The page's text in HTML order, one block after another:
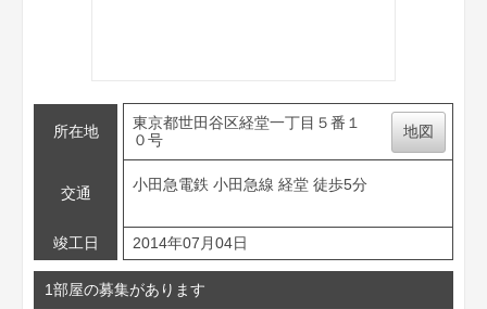
所在地
東京都世田谷区経堂一丁目５番１
０号
地図
交通
小田急電鉄 小田急線 経堂 徒歩5分
竣工日 2014年07月04日
1部屋の募集があります